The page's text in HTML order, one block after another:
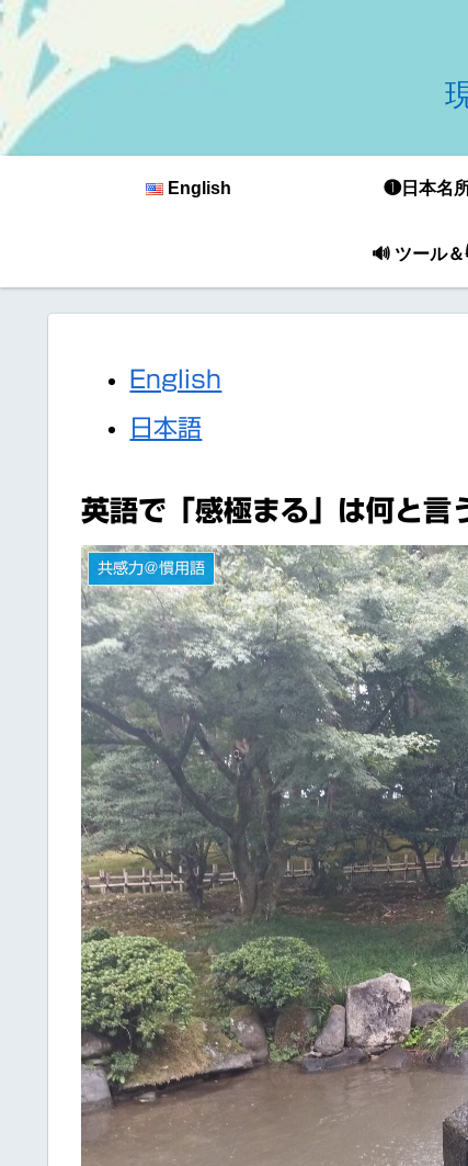
English ❶日本名
🔊 ツール
English
日本語
英語で「感極まる」は何と
共感力＠慣用語